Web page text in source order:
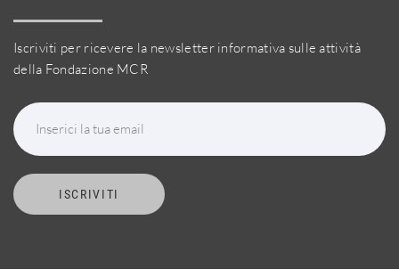
Iscriviti per ricevere la newsletter informativa sulle attività
della Fondazione MCR
Inserici la tua email
ISCRIVITI